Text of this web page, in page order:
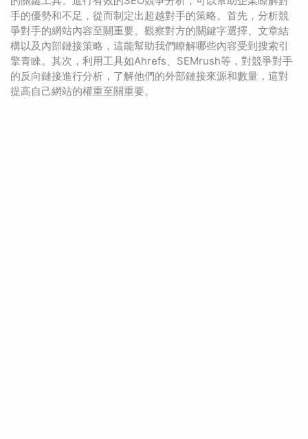
手的優勢和不足，從而制定出超越對手的策略。首先，分析競
爭對手的網站內容至關重要。觀察對方的關鍵字選擇、文章結
構以及內部鏈接策略，這能幫助我們瞭解哪些內容受到搜索引
擎青睞。其次，利用工具如Ahrefs、SEMrush等，對競爭對手
的反向鏈接進行分析，了解他們的外部鏈接來源和數量，這對
提高自己網站的權重至關重要。